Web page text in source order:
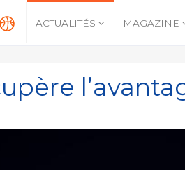
ACTUALITÉS MAGAZINE